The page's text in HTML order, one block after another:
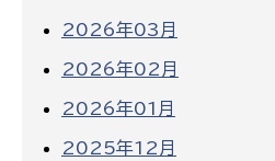
2026年03月
2026年02月
2026年01月
2025年12月